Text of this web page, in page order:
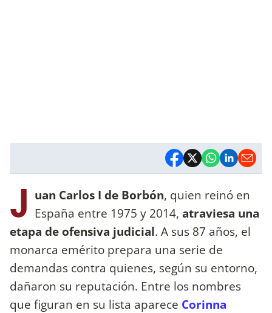
J uan Carlos I de Borbón, quien reinó en
España entre 1975 y 2014, atraviesa una
etapa de ofensiva judicial. A sus 87 años, el
monarca emérito prepara una serie de
demandas contra quienes, según su entorno,
dañaron su reputación. Entre los nombres
que figuran en su lista aparece Corinna